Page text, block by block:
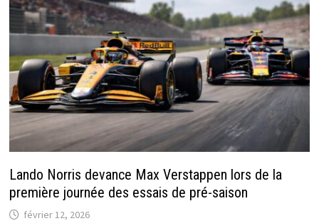
Lando Norris devance Max Verstappen lors de la
première journée des essais de pré-saison
février 12, 2026